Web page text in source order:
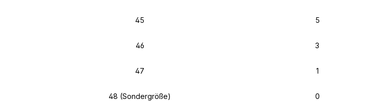
45 5
46 3
47 1
48 (Sondergröße) 0